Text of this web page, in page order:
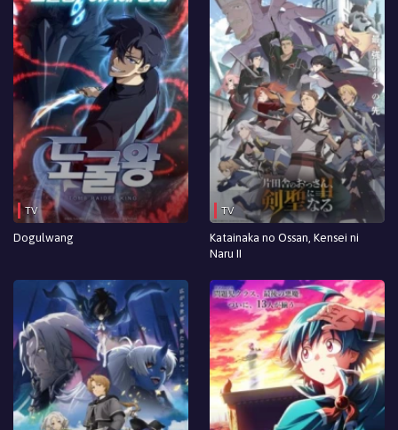
TV
Dogulwang
TV
Katainaka no Ossan, Kensei ni
Naru II